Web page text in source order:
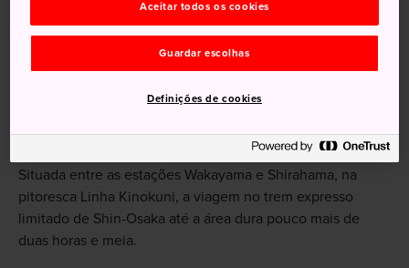
Como chegar
famosa praia de Shirahama.
Situada entre as estações Wakayama e Shirahama, na
pitoresca Linha Kinokuni, a viagem no trem expresso
limitado de Shin-Osaka até a área dura pouco mais de
duas horas e meia.
Aceitar todos os cookies
Guardar escolhas
Definições de cookies